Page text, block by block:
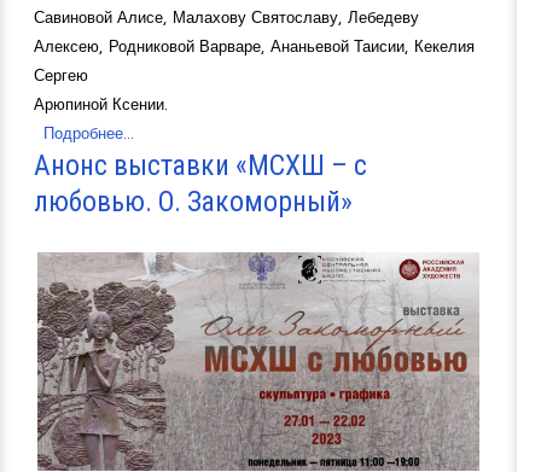
Савиновой Алисе, Малахову Святославу, Лебедеву
Алексею, Родниковой Варваре, Ананьевой Таисии, Кекелия
Сергею
Арюпиной Ксении.
Подробнее...
Анонс выставки «МСХШ – с
любовью. О. Закоморный»